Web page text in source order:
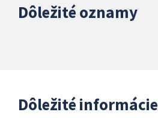
Dôležité oznamy
Dôležité informácie